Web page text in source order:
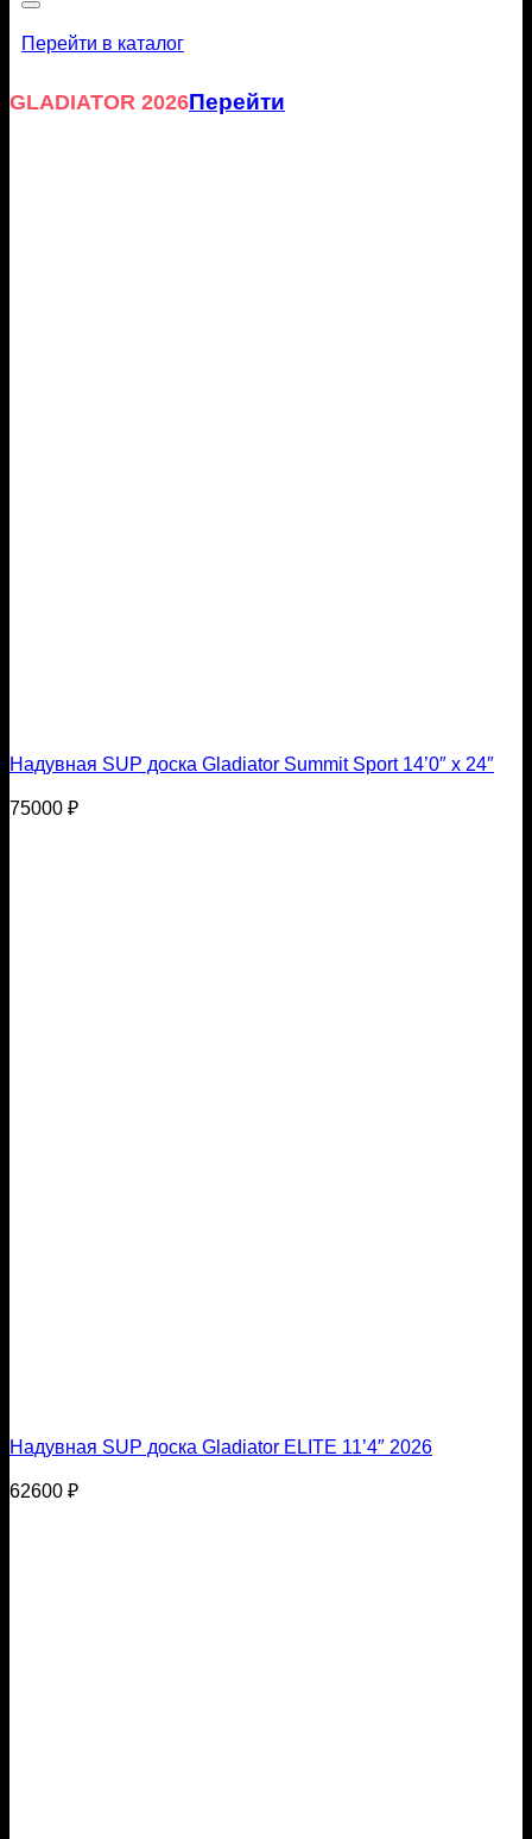
Перейти в каталог
GLADIATOR 2026Перейти
Надувная SUP доска Gladiator Summit Sport 14’0″ x 24″
75000 ₽
Надувная SUP доска Gladiator ELITE 11’4″ 2026
62600 ₽